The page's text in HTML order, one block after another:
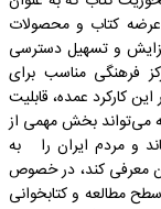
کتاب و محصولات
و تسهیل دسترسی
فرهنگی مناسب برای
کارکرد عمده، قابلیت
می‌تواند بخش مهمی از
و مردم ایران را به
معرفی کند، در خصوص
مطالعه و کتابخوانی